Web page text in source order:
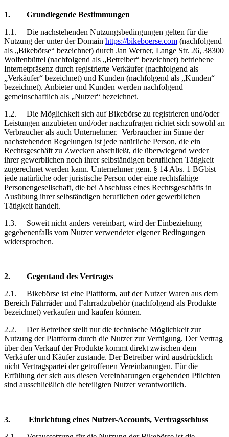
1.
Grundlegende Bestimmungen
1.1.
Die nachstehenden Nutzungsbedingungen gelten für die
Nutzung der unter der Domain https://bikeboerse.com (nachfolgend
als „Bikebörse“ bezeichnet) durch Jan Werner, Lange Str. 26, 38300
Wolfenbüttel (nachfolgend als „Betreiber“ bezeichnet) betriebene
Internetpräsenz durch registrierte Verkäufer (nachfolgend als
„Verkäufer“ bezeichnet) und Kunden (nachfolgend als „Kunden“
bezeichnet). Anbieter und Kunden werden nachfolgend
gemeinschaftlich als „Nutzer“ bezeichnet.
1.2.
Die Möglichkeit sich auf Bikebörse zu registrieren und/oder
Leistungen anzubieten und/oder nachzufragen richtet sich sowohl an
Verbraucher als auch Unternehmer. Verbraucher im Sinne der
nachstehenden Regelungen ist jede natürliche Person, die ein
Rechtsgeschäft zu Zwecken abschließt, die überwiegend weder
ihrer gewerblichen noch ihrer selbständigen beruflichen Tätigkeit
zugerechnet werden kann. Unternehmer gem. § 14 Abs. 1 BGbist
jede natürliche oder juristische Person oder eine rechtsfähige
Personengesellschaft, die bei Abschluss eines Rechtsgeschäfts in
Ausübung ihrer selbständigen beruflichen oder gewerblichen
Tätigkeit handelt.
1.3.
Soweit nicht anders vereinbart, wird der Einbeziehung
gegebenenfalls vom Nutzer verwendeter eigener Bedingungen
widersprochen.
2. Gegentand des Vertrages
2.1.
Bikebörse ist eine Plattform, auf der Nutzer Waren aus dem
Bereich Fährräder und Fahrradzubehör (nachfolgend als Produkte
bezeichnet) verkaufen und kaufen können.
2.2.
Der Betreiber stellt nur die technische Möglichkeit zur
Nutzung der Plattform durch die Nutzer zur Verfügung. Der Vertrag
über den Verkauf der Produkte kommt direkt zwischen dem
Verkäufer und Käufer zustande. Der Betreiber wird ausdrücklich
nicht Vertragspartei der getroffenen Vereinbarungen. Für die
Erfüllung der sich aus diesen Vereinbarungen ergebenden Pflichten
sind ausschließlich die beteiligten Nutzer verantwortlich.
3. Einrichtung eines Nutzer-Accounts, Vertragsschluss